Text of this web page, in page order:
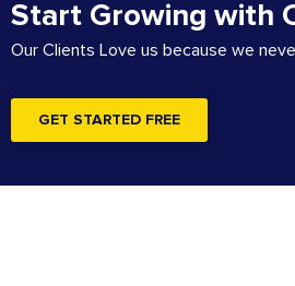
Start Growing with
Our Clients Love us because we
GET STARTED FREE